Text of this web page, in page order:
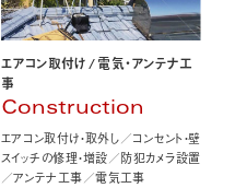
エアコン取付け/電気・アンテナ工
事
Construction
エアコン取付け・取外し／コンセント・壁
スイッチの修理・増設／防犯カメラ設置
／アンテナ工事／電気工事